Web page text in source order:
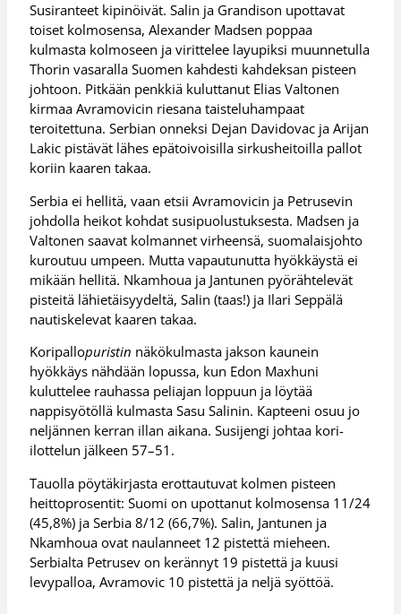
Susiranteet kipinöivät. Salin ja Grandison upottavat
toiset kolmosensa, Alexander Madsen poppaa
kulmasta kolmoseen ja virittelee layupiksi muunnetulla
Thorin vasaralla Suomen kahdesti kahdeksan pisteen
johtoon. Pitkään penkkiä kuluttanut Elias Valtonen
kirmaa Avramovicin riesana taisteluhampaat
teroitettuna. Serbian onneksi Dejan Davidovac ja Arijan
Lakic pistävät lähes epätoivoisilla sirkusheitoilla pallot
koriin kaaren takaa.
Serbia ei hellitä, vaan etsii Avramovicin ja Petrusevin
johdolla heikot kohdat susipuolustuksesta. Madsen ja
Valtonen saavat kolmannet virheensä, suomalaisjohto
kuroutuu umpeen. Mutta vapautunutta hyökkäystä ei
mikään hellitä. Nkamhoua ja Jantunen pyörähtelevät
pisteitä lähietäisyydeltä, Salin (taas!) ja Ilari Seppälä
nautiskelevat kaaren takaa.
Koripallopuristin näkökulmasta jakson kaunein
hyökkäys nähdään lopussa, kun Edon Maxhuni
kuluttelee rauhassa peliajan loppuun ja löytää
nappisyötöllä kulmasta Sasu Salinin. Kapteeni osuu jo
neljännen kerran illan aikana. Susijengi johtaa kori-
ilottelun jälkeen 57–51.
Tauolla pöytäkirjasta erottautuvat kolmen pisteen
heittoprosentit: Suomi on upottanut kolmosensa 11/24
(45,8%) ja Serbia 8/12 (66,7%). Salin, Jantunen ja
Nkamhoua ovat naulanneet 12 pistettä mieheen.
Serbialta Petrusev on kerännyt 19 pistettä ja kuusi
levypalloa, Avramovic 10 pistettä ja neljä syöttöä.